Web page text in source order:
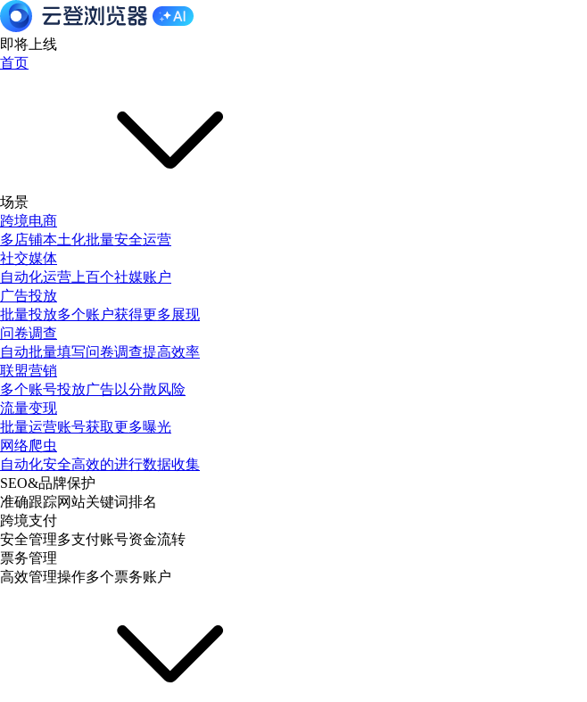
即将上线
首页
场景
跨境电商
多店铺本土化批量安全运营
社交媒体
自动化运营上百个社媒账户
广告投放
批量投放多个账户获得更多展现
问卷调查
自动批量填写问卷调查提高效率
联盟营销
多个账号投放广告以分散风险
流量变现
批量运营账号获取更多曝光
网络爬虫
自动化安全高效的进行数据收集
SEO&品牌保护
准确跟踪网站关键词排名
跨境支付
安全管理多支付账号资金流转
票务管理
高效管理操作多个票务账户